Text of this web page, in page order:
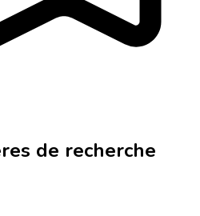
de recherche